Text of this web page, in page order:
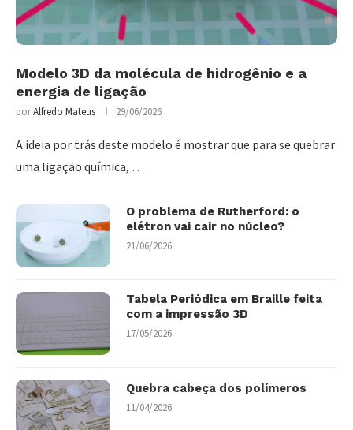
Modelo 3D da molécula de hidrogênio e a
energia de ligação
porAlfredo Mateus 29/06/2026
A ideia por trás deste modelo é mostrar que para se quebrar
uma ligação química, …
O problema de Rutherford: o
elétron vai cair no núcleo?
21/06/2026
Tabela Periódica em Braille feita
com a impressão 3D
17/05/2026
Quebra cabeça dos polímeros
11/04/2026